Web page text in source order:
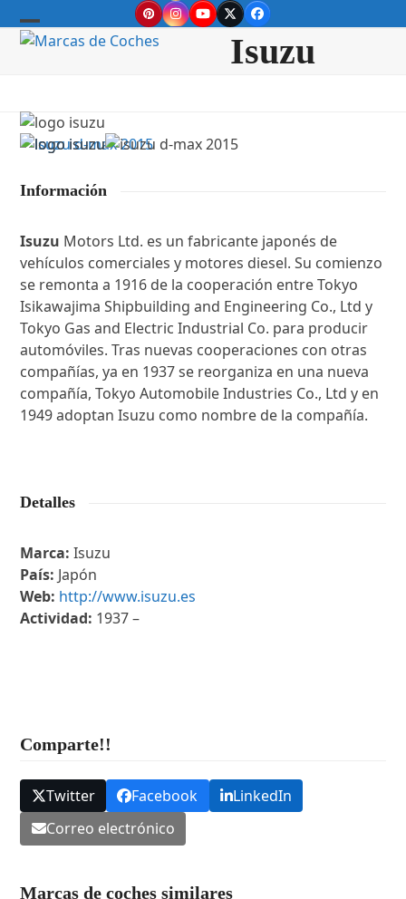
to
PinterestInstagram
YouTube
TwitterFacebook
Open
Close
Isuzu
Información
Isuzu Motors Ltd. es un fabricante japonés de
vehículos comerciales y motores diesel. Su comienzo
se remonta a 1916 de la cooperación entre Tokyo
Isikawajima Shipbuilding and Engineering Co., Ltd y
Tokyo Gas and Electric Industrial Co. para producir
automóviles. Tras nuevas cooperaciones con otras
compañías, ya en 1937 se reorganiza en una nueva
compañía, Tokyo Automobile Industries Co., Ltd y en
1949 adoptan Isuzu como nombre de la compañía.
Detalles
Marca:Isuzu
País: Japón
Web: http://www.isuzu.es
Actividad: 1937 –
Comparte!!
Twitter Facebook
LinkedIn
Correo electrónico
Marcas de coches similares